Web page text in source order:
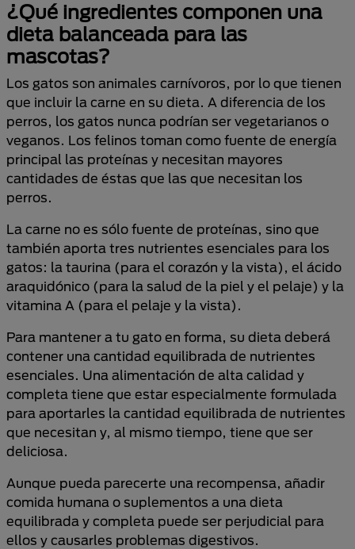
¿Qué ingredientes componen una
dieta balanceada para las
mascotas?
Los gatos son animales carnívoros, por lo que tienen
que incluir la carne en su dieta. A diferencia de los
perros, los gatos nunca podrían ser vegetarianos o
veganos. Los felinos toman como fuente de energía
principal las proteínas y necesitan mayores
cantidades de éstas que las que necesitan los
perros.
La carne no es sólo fuente de proteínas, sino que
también aporta tres nutrientes esenciales para los
gatos: la taurina (para el corazón y la vista), el ácido
araquidónico (para la salud de la piel y el pelaje) y la
vitamina A (para el pelaje y la vista).
Para mantener a tu gato en forma, su dieta deberá
contener una cantidad equilibrada de nutrientes
esenciales. Una alimentación de alta calidad y
completa tiene que estar especialmente formulada
para aportarles la cantidad equilibrada de nutrientes
que necesitan y, al mismo tiempo, tiene que ser
deliciosa.
Aunque pueda parecerte una recompensa, añadir
comida humana o suplementos a una dieta
equilibrada y completa puede ser perjudicial para
ellos y causarles problemas digestivos.